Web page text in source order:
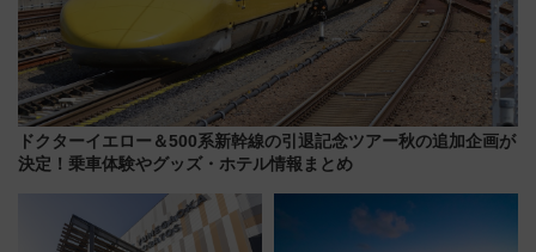
ドクターイエロー＆500系新幹線の引退記念ツアー秋の追加企画が
決定！乗車体験やグッズ・ホテル情報まとめ